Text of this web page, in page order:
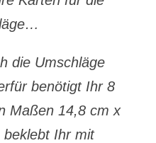
die Umschläge
benötigt Ihr 8
Maßen 14,8 cm x
beklebt Ihr mit